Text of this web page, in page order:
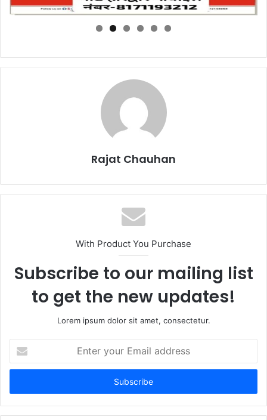
Rajat Chauhan
With Product You Purchase
Subscribe to our mailing list
to get the new updates!
Lorem ipsum dolor sit amet, consectetur.
your
Email